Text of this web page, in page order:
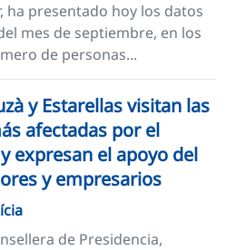
ha presentado hoy los datos
mes de septiembre, en los
de personas...
y Estarellas visitan las
afectadas por el
expresan el apoyo del
y empresarios
de Presidencia,